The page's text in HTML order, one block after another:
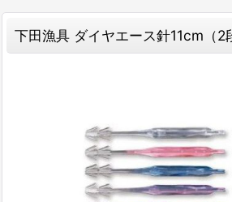
下田漁具 ダイヤエース針11cm（2